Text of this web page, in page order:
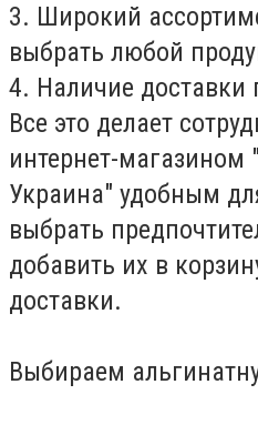
3. Широкий
выбрать любой
4. Наличие доставки
Все это делает
интернет-магазином
Украина" удобным
выбрать
добавить их в
доставки.
Выбираем